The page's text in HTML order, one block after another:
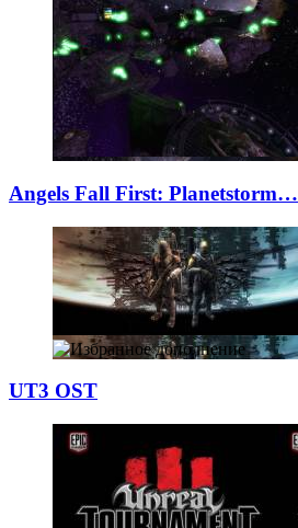
Angels Fall Firs­t: Planetstorm…
UT3 OST